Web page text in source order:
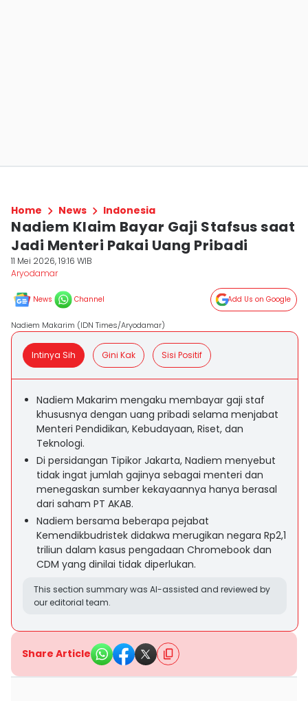
Home News Indonesia
Nadiem Klaim Bayar Gaji Stafsus saat
Jadi Menteri Pakai Uang Pribadi
11 Mei 2026, 19:16 WIB
Aryodamar
News Channel Add Us on Google
Nadiem Makarim (IDN Times/Aryodamar)
Intinya Sih Gini Kak Sisi Positif
Nadiem Makarim mengaku membayar gaji staf
khususnya dengan uang pribadi selama menjabat
Menteri Pendidikan, Kebudayaan, Riset, dan
Teknologi.
Di persidangan Tipikor Jakarta, Nadiem menyebut
tidak ingat jumlah gajinya sebagai menteri dan
menegaskan sumber kekayaannya hanya berasal
dari saham PT AKAB.
Nadiem bersama beberapa pejabat
Kemendikbudristek didakwa merugikan negara Rp2,1
triliun dalam kasus pengadaan Chromebook dan
CDM yang dinilai tidak diperlukan.
This section summary was AI-assisted and reviewed by
our editorial team.
Share Article